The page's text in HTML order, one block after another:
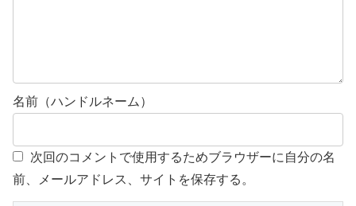
名前（ハンドルネーム）
次回のコメントで使用するためブラウザーに自分の名
前、メールアドレス、サイトを保存する。